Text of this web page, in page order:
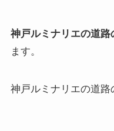
神戸ルミナリエの道路
ます。
神戸ルミナリエの道路